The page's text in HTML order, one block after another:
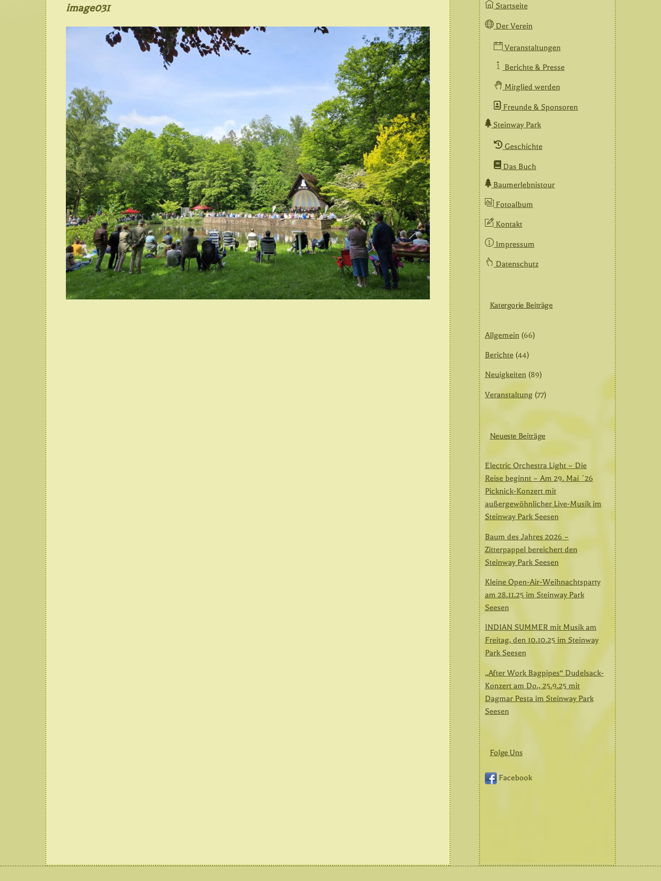
image031 Startseite
Der Verein
Veranstaltungen
Berichte & Presse
Mitglied werden
Freunde & Sponsoren
Steinway Park
Geschichte
Das Buch
Baumerlebnistour
Fotoalbum
Kontakt
Impressum
Datenschutz
Katergorie Beiträge
Allgemein(66)
Berichte(44)
Neuigkeiten(89)
Veranstaltung(77)
Neueste Beiträge
Electric Orchestra Light – Die
Reise beginnt – Am 29. Mai ´26
Picknick-Konzert mit
außergewöhnlicher Live-Musik im
Steinway Park Seesen
Baum des Jahres 2026 –
Zitterpappel bereichert den
Steinway Park Seesen
Kleine Open-Air-Weihnachtsparty
am 28.11.25 im Steinway Park
Seesen
INDIAN SUMMER mit Musik am
Freitag, den 10.10.25 im Steinway
Park Seesen
„After Work Bagpipes“ Dudelsack-
Konzert am Do., 25.9.25 mit
Dagmar Pesta im Steinway Park
Seesen
Folge Uns
Facebook